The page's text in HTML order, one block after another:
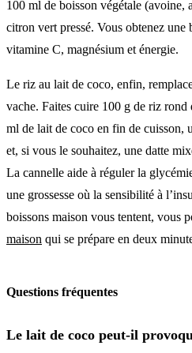
100 ml de boisson végétale (avoine,
citron vert pressé. Vous obtenez une
vitamine C, magnésium et énergie.
Le riz au lait de coco, enfin,
vache. Faites cuire 100 g de riz rond
ml de lait de coco en fin de cuisson,
et, si vous le souhaitez, une datte
La cannelle aide à réguler la
une grossesse où la sensibilité à
boissons maison vous tentent, vous
maison qui se prépare en deux
Questions fréquentes
Le lait de coco peut-il